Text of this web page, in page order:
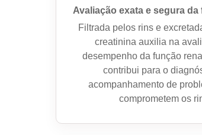
Avaliação exata e segura da
Filtrada pelos rins e
creatinina auxilia na
desempenho da função
contribui para o
acompanhamento de
comprometem os